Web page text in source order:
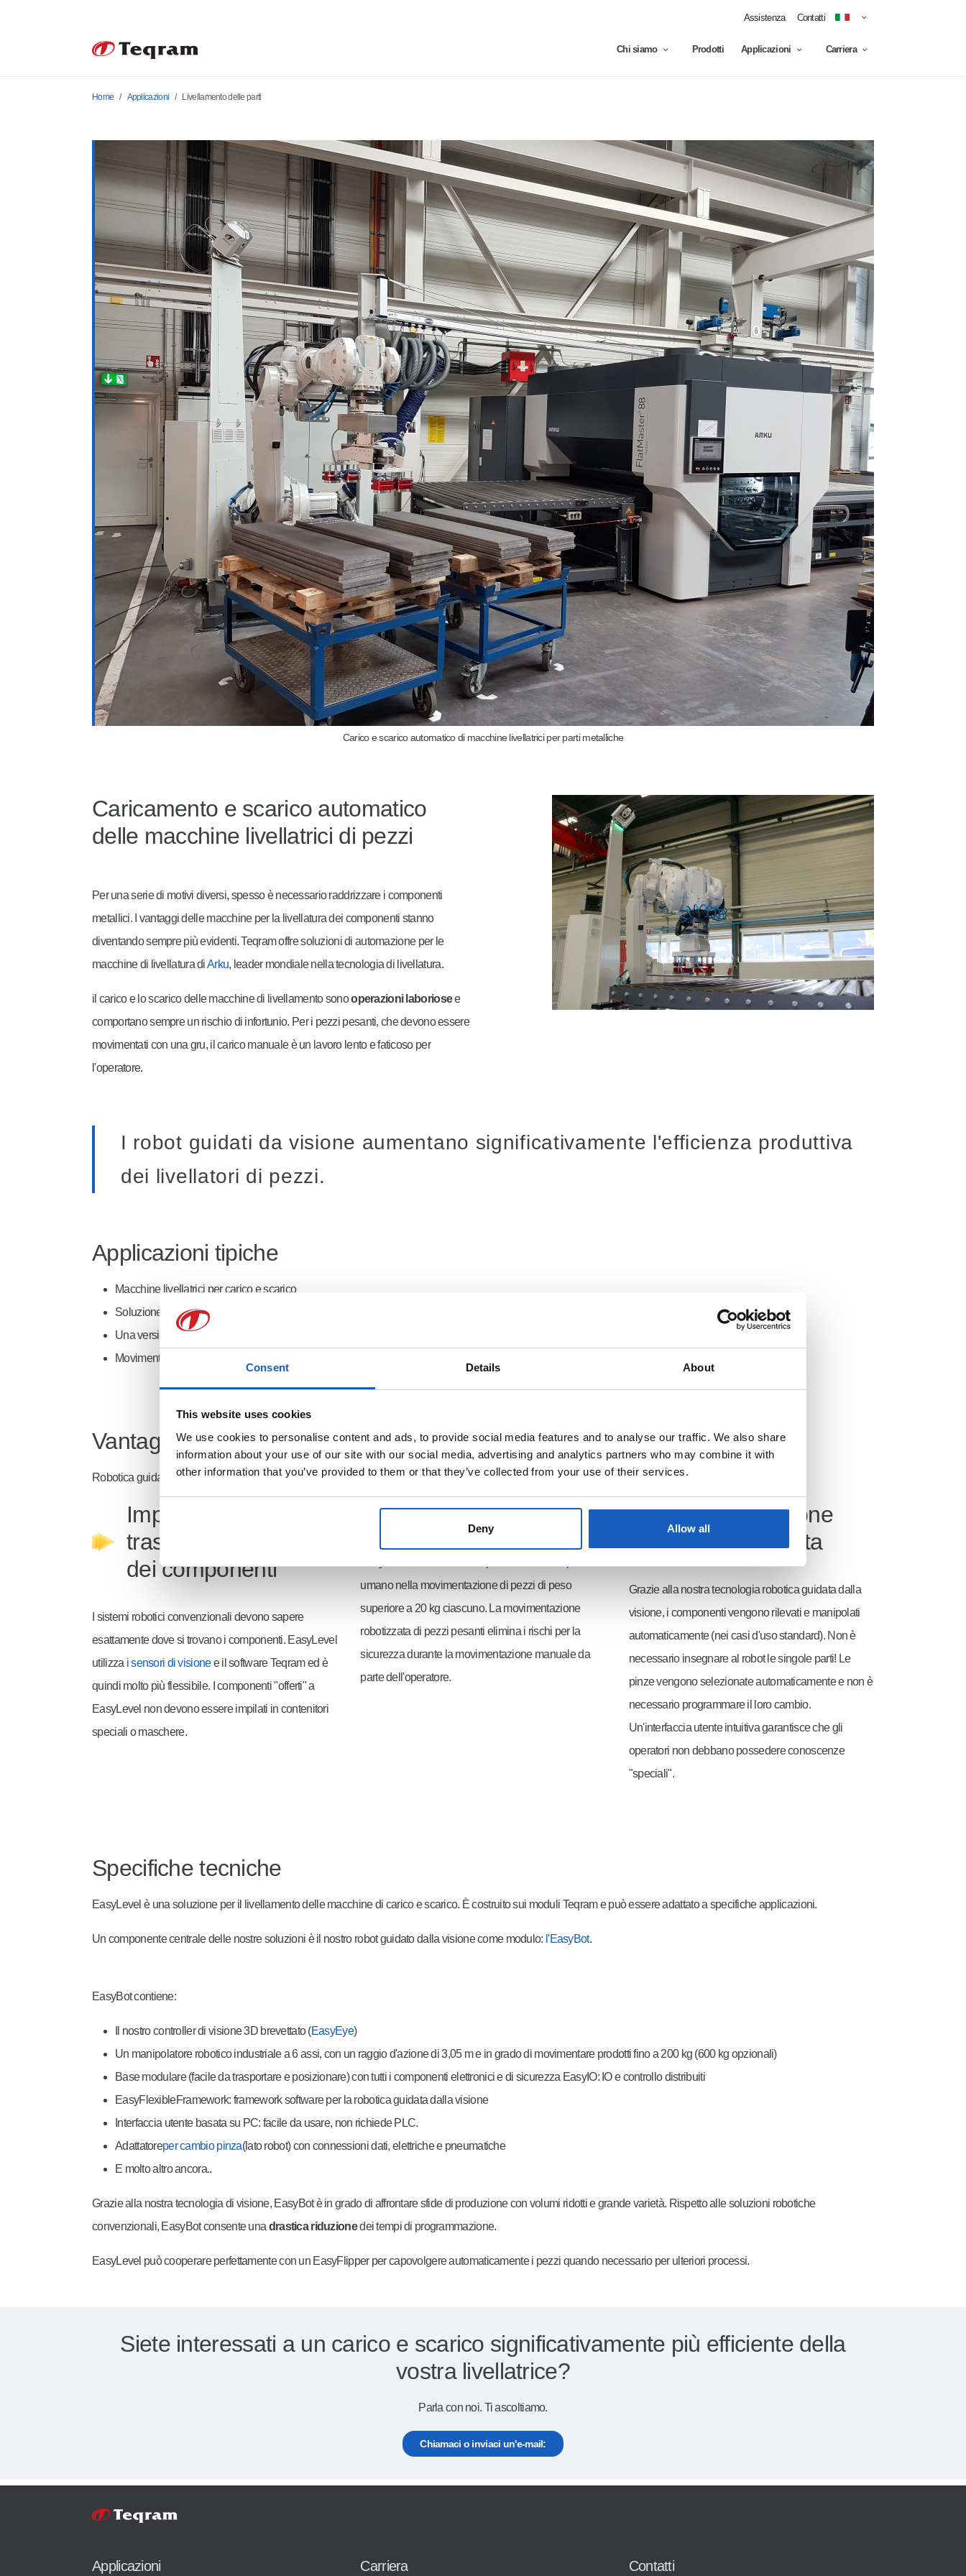
Consent Details About
This website uses cookies
We use cookies to personalise content and ads, to provide social media features and to analyse our traffic. We also share
information about your use of our site with our social media, advertising and analytics partners who may combine it with
other information that you’ve provided to them or that they’ve collected from your use of their services.
Deny Allow all
Assistenza Contatti
Chi siamo Prodotti Applicazioni Carriera
Home Applicazioni Livellamento delle parti
Carico e scarico automatico di macchine livellatrici per parti metalliche
Caricamento e scarico automatico
delle macchine livellatrici di pezzi
Per una serie di motivi diversi, spesso è necessario raddrizzare i componenti
metallici. I vantaggi delle macchine per la livellatura dei componenti stanno
diventando sempre più evidenti. Teqram offre soluzioni di automazione per le
macchine di livellatura diArku, leader mondiale nella tecnologia di livellatura.
il carico e lo scarico delle macchine di livellamento sonooperazioni laboriosee
comportano sempre un rischio di infortunio. Per i pezzi pesanti, che devono essere
movimentati con una gru, il carico manuale è un lavoro lento e faticoso per
l'operatore.
I robot guidati da visione aumentano significativamente l'efficienza produttiva
dei livellatori di pezzi.
Applicazioni tipiche
Macchine livellatrici per carico e scarico
Soluzione standard disponibile per pezzi fino a 200 kg
Una versione più grande del robot consente di movimentare pezzi fino a 600 kg
Movimentazione di pezzi lavorati al laser, al plasma e con ossitaglio (acciaio, acciaio inossidabile e alluminio)
Vantaggi principali
Robotica guidata da visione per il carico e lo scarico di macchine livellatrici
Impilaggio e
trasporto "normali"
dei componenti
I sistemi robotici convenzionali devono sapere
esattamente dove si trovano i componenti. EasyLevel
utilizza i sensori di visionee il software Teqram ed è
quindi molto più flessibile. I componenti "offerti" a
EasyLevel non devono essere impilati in contenitori
speciali o maschere.
Velocità e sicurezza
umano nella movimentazione di pezzi di peso
superiore a 20 kg ciascuno. La movimentazione
robotizzata di pezzi pesanti elimina i rischi per la
sicurezza durante la movimentazione manuale da
parte dell'operatore.
Programmazione
minima richiesta
Grazie alla nostra tecnologia robotica guidata dalla
visione, i componenti vengono rilevati e manipolati
automaticamente (nei casi d'uso standard). Non è
necessario insegnare al robot le singole parti! Le
pinze vengono selezionate automaticamente e non è
necessario programmare il loro cambio.
Un'interfaccia utente intuitiva garantisce che gli
operatori non debbano possedere conoscenze
"speciali".
Specifiche tecniche
EasyLevel è una soluzione per il livellamento delle macchine di carico e scarico. È costruito sui moduli Teqram e può essere adattato a specifiche applicazioni.
Un componente centrale delle nostre soluzioni è il nostro robot guidato dalla visione come modulo: l'EasyBot.
EasyBot contiene:
Il nostro controller di visione 3D brevettato (EasyEye)
Un manipolatore robotico industriale a 6 assi, con un raggio d'azione di 3,05 m e in grado di movimentare prodotti fino a 200 kg (600 kg opzionali)
Base modulare (facile da trasportare e posizionare) con tutti i componenti elettronici e di sicurezza EasyIO: IO e controllo distribuiti
EasyFlexibleFramework: framework software per la robotica guidata dalla visione
Interfaccia utente basata su PC: facile da usare, non richiede PLC.
Adattatoreper cambio pinza(lato robot) con connessioni dati, elettriche e pneumatiche
E molto altro ancora..
Grazie alla nostra tecnologia di visione, EasyBot è in grado di affrontare sfide di produzione con volumi ridotti e grande varietà. Rispetto alle soluzioni robotiche
convenzionali, EasyBot consente una drastica riduzionedei tempi di programmazione.
EasyLevel può cooperare perfettamente con un EasyFlipperper capovolgere automaticamente i pezzi quando necessario per ulteriori processi.
Siete interessati a un carico e scarico significativamente più efficiente della
vostra livellatrice?
Parla con noi. Ti ascoltiamo.
Chiamaci o inviaci un'e-mail:
Applicazioni Carriera Contatti